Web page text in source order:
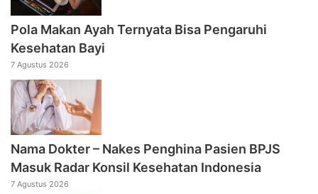
Pola Makan Ayah Ternyata Bisa Pengaruhi
Kesehatan Bayi
7 Agustus 2026
Nama Dokter – Nakes Penghina Pasien BPJS
Masuk Radar Konsil Kesehatan Indonesia
7 Agustus 2026